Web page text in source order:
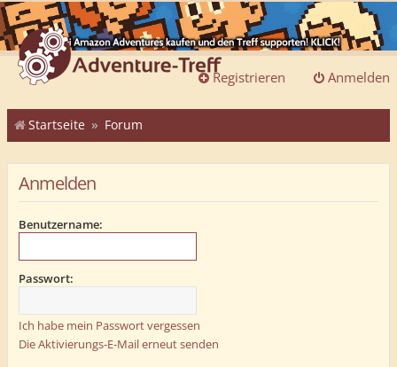
Anmelden
Registrieren
Startseite Forum
Anmelden
Benutzername:
Passwort:
Ich habe mein Passwort vergessen
Die Aktivierungs-E-Mail erneut senden